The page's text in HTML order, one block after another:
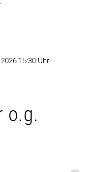
15:30 Uhr
o.g.